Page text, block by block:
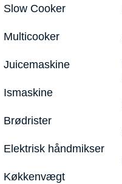
Slow Cooker
Multicooker
Juicemaskine
Ismaskine
Brødrister
Elektrisk håndmikser
Køkkenvægt